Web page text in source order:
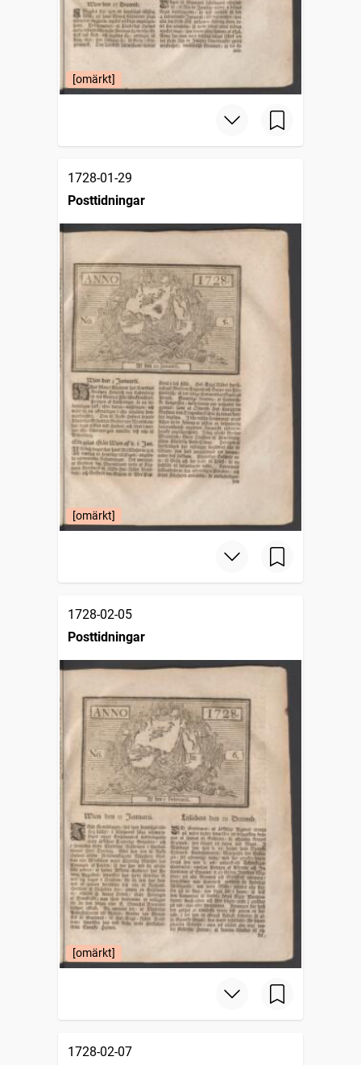
[omärkt]
1728-01-29
Posttidningar
[omärkt]
1728-02-05
Posttidningar
[omärkt]
1728-02-07